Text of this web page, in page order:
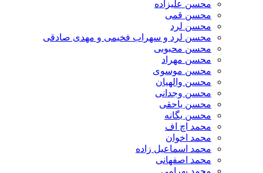
محسن علیزاده
محسن قمی
محسن لرد
محسن لرد و سهراب فخیمی و مهدی صادقی
محسن محبوبی
محسن مهراد
محسن موسوی
محسن والهیان
محسن وجدانی
محسن یاحقی
محسن یگانه
محمد اچ اف
محمد اخوان
محمد اسماعیل زاده
محمد اصفهانی